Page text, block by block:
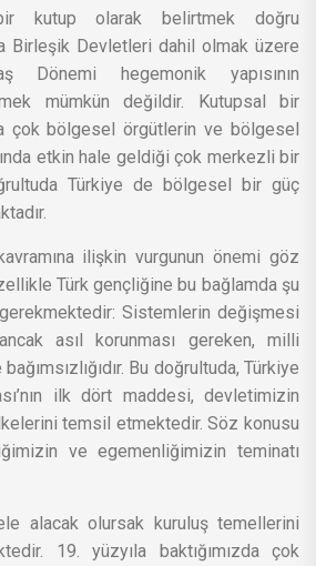
kutup olarak belirtmek doğru
Birleşik Devletleri dahil olmak üzere
Dönemi hegemonik yapısının
mümkün değildir. Kutupsal bir
çok bölgesel örgütlerin ve bölgesel
etkin hale geldiği çok merkezli bir
Türkiye de bölgesel bir güç
ilişkin vurgunun önemi göz
Türk gençliğine bu bağlamda şu
Sistemlerin değişmesi
asıl korunması gereken, milli
Bu doğrultuda, Türkiye
ilk dört maddesi, devletimizin
temsil etmektedir. Söz konusu
ve egemenliğimizin teminatı
alacak olursak kuruluş temellerini
19. yüzyıla baktığımızda çok